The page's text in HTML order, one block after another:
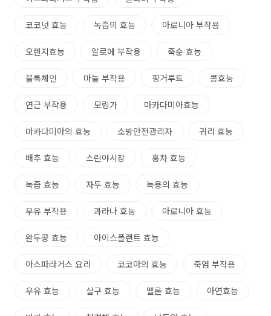
코코넛 효능 녹즙의 효능 아로니아 부작용
오렌지효능 알로에 부작용 죽순 효능
블록체인 마늘 부작용 핑거루트 콩효능
연근 부작용 모링가 마카다미아효능
마카다미아의 효능 소방안전관리자 귀리 효능
배추 효능 스린야시장 홍차 효능
녹즙 효능 자두 효능 녹용의 효능
우유 부작용 과라나 효능 아로니아 효능
완두콩 효능 아이스플랜트 효능
아스파라거스 요리 코코아의 효능 죽염 부작용
우유 효능 살구 효능 멜론 효능 아연효능